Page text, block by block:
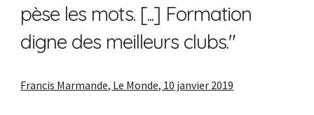
pèse les mots. [...] Formation
digne des meilleurs clubs."
Francis Marmande, Le Monde, 10 janvier 2019